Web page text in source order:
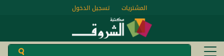
تسجيل الدخول المشتريات